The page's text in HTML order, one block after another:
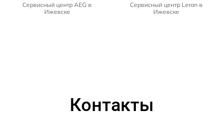
Сервисный центр AEG в
Ижевске
Сервисный центр Leran в
Ижевске
Контакты